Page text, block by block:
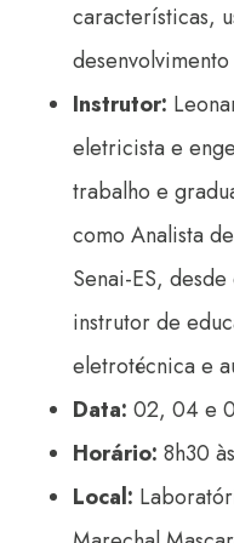
características,
Instrutor:
eletricista e
trabalho e
como Analista
Senai-ES,
instrutor de
eletrotécnica e
Data: 02, 04 e
Horário: 8h30
Local: